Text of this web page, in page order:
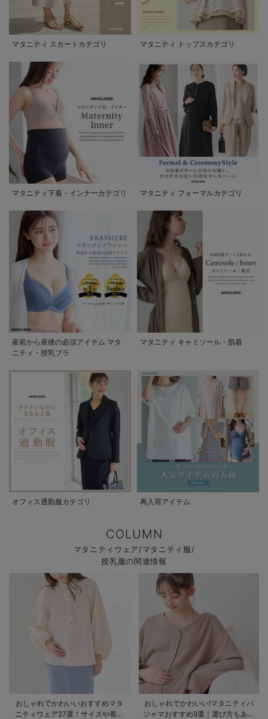
マタニティ スカートカテゴリ マタニティ トップスカテゴリ
マタニティ下着・インナーカテゴリ マタニティ フォーマルカテゴリ
産前から産後の必須アイテム マタ
ニティ・授乳ブラ
マタニティ キャミソール・肌着
オフィス通勤服カテゴリ 再入荷アイテム
COLUMN
マタニティウェア/マタニティ服/
授乳服の関連情報
おしゃれでかわいいおすすめマタ
ニティウェア27選！サイズや着る
おしゃれでかわいい!マタニティパ
ジャマおすすめ9選｜選び方もあわ